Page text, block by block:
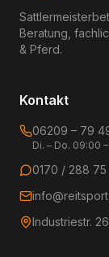
Beratung,
& Pferd.
Kontakt
06209 – 79
Di. – Do. 09:00
0170 / 288 75
Industriestr.